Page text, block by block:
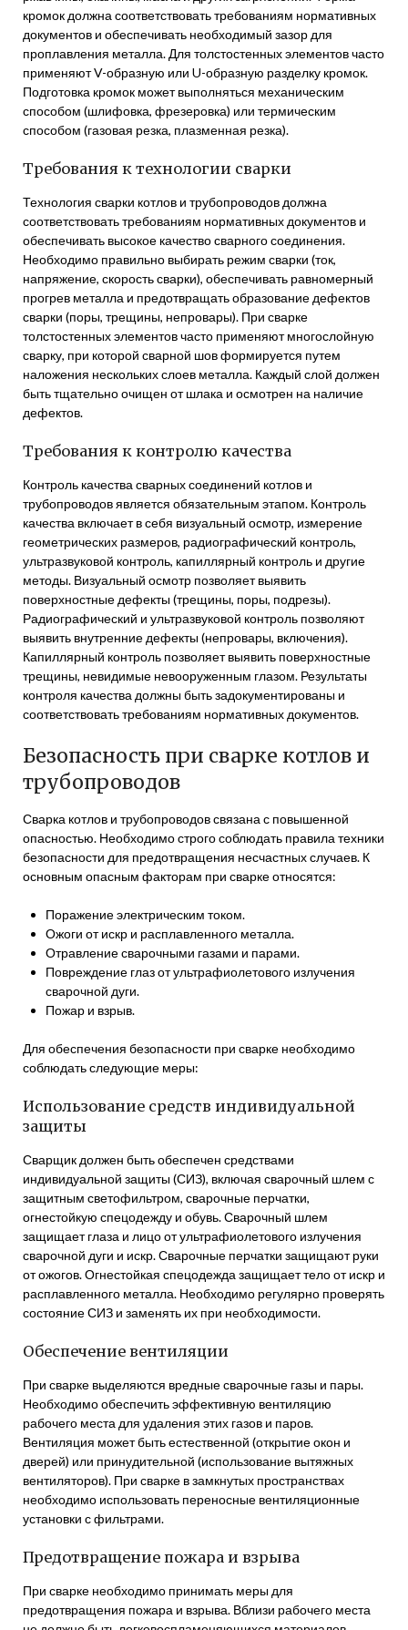
кромок должна соответствовать требованиям нормативных
документов и обеспечивать необходимый зазор для
проплавления металла. Для толстостенных элементов часто
применяют V-образную или U-образную разделку кромок.
Подготовка кромок может выполняться механическим
способом (шлифовка, фрезеровка) или термическим
способом (газовая резка, плазменная резка).
Требования к технологии сварки
Технология сварки котлов и трубопроводов должна
соответствовать требованиям нормативных документов и
обеспечивать высокое качество сварного соединения.
Необходимо правильно выбирать режим сварки (ток,
напряжение, скорость сварки), обеспечивать равномерный
прогрев металла и предотвращать образование дефектов
сварки (поры, трещины, непровары). При сварке
толстостенных элементов часто применяют многослойную
сварку, при которой сварной шов формируется путем
наложения нескольких слоев металла. Каждый слой должен
быть тщательно очищен от шлака и осмотрен на наличие
дефектов.
Требования к контролю качества
Контроль качества сварных соединений котлов и
трубопроводов является обязательным этапом. Контроль
качества включает в себя визуальный осмотр, измерение
геометрических размеров, радиографический контроль,
ультразвуковой контроль, капиллярный контроль и другие
методы. Визуальный осмотр позволяет выявить
поверхностные дефекты (трещины, поры, подрезы).
Радиографический и ультразвуковой контроль позволяют
выявить внутренние дефекты (непровары, включения).
Капиллярный контроль позволяет выявить поверхностные
трещины, невидимые невооруженным глазом. Результаты
контроля качества должны быть задокументированы и
соответствовать требованиям нормативных документов.
Безопасность при сварке котлов и
трубопроводов
Сварка котлов и трубопроводов связана с повышенной
опасностью. Необходимо строго соблюдать правила техники
безопасности для предотвращения несчастных случаев. К
основным опасным факторам при сварке относятся:
Поражение электрическим током.
Ожоги от искр и расплавленного металла.
Отравление сварочными газами и парами.
Повреждение глаз от ультрафиолетового излучения
сварочной дуги.
Пожар и взрыв.
Для обеспечения безопасности при сварке необходимо
соблюдать следующие меры:
Использование средств индивидуальной
защиты
Сварщик должен быть обеспечен средствами
индивидуальной защиты (СИЗ), включая сварочный шлем с
защитным светофильтром, сварочные перчатки,
огнестойкую спецодежду и обувь. Сварочный шлем
защищает глаза и лицо от ультрафиолетового излучения
сварочной дуги и искр. Сварочные перчатки защищают руки
от ожогов. Огнестойкая спецодежда защищает тело от искр и
расплавленного металла. Необходимо регулярно проверять
состояние СИЗ и заменять их при необходимости.
Обеспечение вентиляции
При сварке выделяются вредные сварочные газы и пары.
Необходимо обеспечить эффективную вентиляцию
рабочего места для удаления этих газов и паров.
Вентиляция может быть естественной (открытие окон и
дверей) или принудительной (использование вытяжных
вентиляторов). При сварке в замкнутых пространствах
необходимо использовать переносные вентиляционные
установки с фильтрами.
Предотвращение пожара и взрыва
При сварке необходимо принимать меры для
предотвращения пожара и взрыва. Вблизи рабочего места